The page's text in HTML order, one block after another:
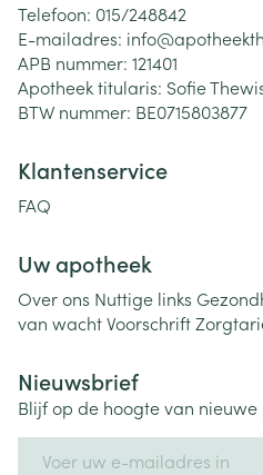
Telefoon: 015/248842
E-mailadres: info@
APB nummer: 121401
Apotheek titularis: Sofie
BTW nummer: BE0715803877
Klantenservice
FAQ
Uw apotheek
Over ons Nuttige links
van wachtVoorschrift
Nieuwsbrief
Blijf op de hoogte van